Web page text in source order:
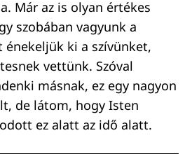
Már az is olyan értékes
szobában vagyunk a
ki a szívünket,
vettünk. Szóval
másnak, ez egy nagyon
de látom, hogy Isten
ez alatt az idő alatt.